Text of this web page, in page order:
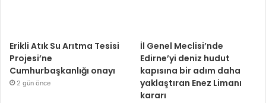
Erikli Atık Su Arıtma Tesisi
Projesi’ne
Cumhurbaşkanlığı onayı
2 gün önce
İl Genel Meclisi’nde
Edirne’yi deniz hudut
kapısına bir adım daha
yaklaştıran Enez Limanı
kararı